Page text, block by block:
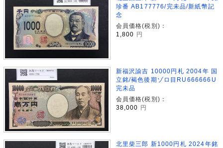
珍番 AB177776/完未品/新紙幣記
念
会員価格(税別)：
1,800 円
新福沢諭吉 10000円札 2004年 国
立銘/褐色後期ゾロ目RU666666U
完未品
会員価格(税別)：
38,000
円
北里柴三郎 新1000円札 2024年銘